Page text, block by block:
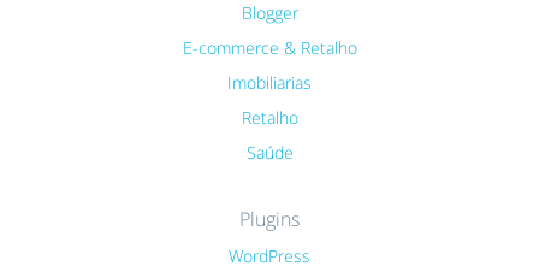
Blogger
E-commerce & Retalho
Imobiliarias
Retalho
Saúde
Plugins
WordPress